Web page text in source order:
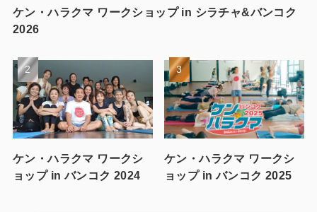
ケン・ハラクマ ワークショップ in シラチャ&バンコク
2026
ケン・ハラクマ ワークシ
ョップ in バンコク 2024
ケン・ハラクマ ワークシ
ョップ in バンコク 2025